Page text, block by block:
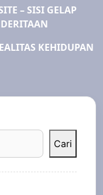
– SISI GELAP
KEHIDUPAN
Cari